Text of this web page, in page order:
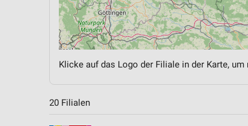
Klicke auf das Logo der Filiale in der Karte,
20 Filialen